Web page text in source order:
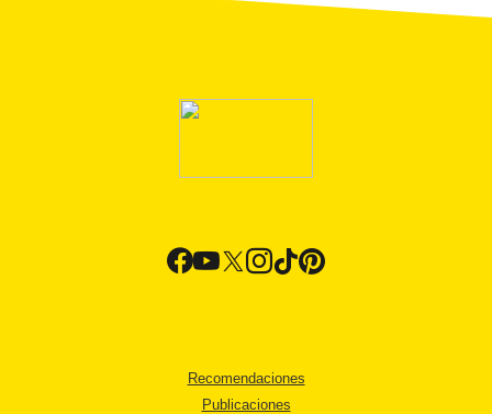
Recomendaciones
Publicaciones